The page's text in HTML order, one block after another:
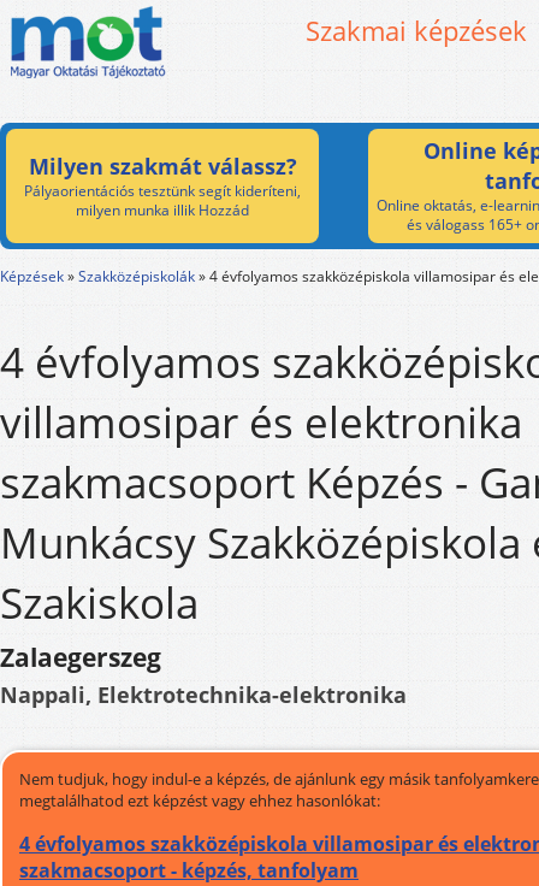
Szakmai képzések
Milyen szakmát válassz?
Pályaorientációs tesztünk segít kideríteni,
milyen munka illik Hozzád
Online
Online oktatás, e-
és válogass 165+
Képzések»Szakközépiskolák»4 évfolyamos szakközépiskola villamosipar és
4 évfolyamos
villamosipar és elektronika
szakmacsoport Képzés -
Munkácsy Szakközépiskola
Szakiskola
Zalaegerszeg
Nappali, Elektrotechnika-elektronika
Nem tudjuk, hogy indul-e a képzés, de ajánlunk egy másik
megtalálhatod ezt képzést vagy ehhez hasonlókat:
4 évfolyamos szakközépiskola villamosipar és
szakmacsoport - képzés, tanfolyam